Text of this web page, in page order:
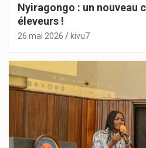
Nyiragongo : un nouveau
éleveurs !
26 mai 2026 kivu7